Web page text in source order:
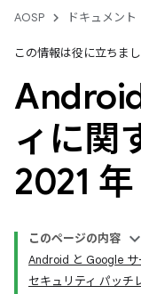
AOSP ドキュメント
この情報は役に立ちま
ィに関
2021 年
このページの内容
Android と Google
セキュリティ パッ